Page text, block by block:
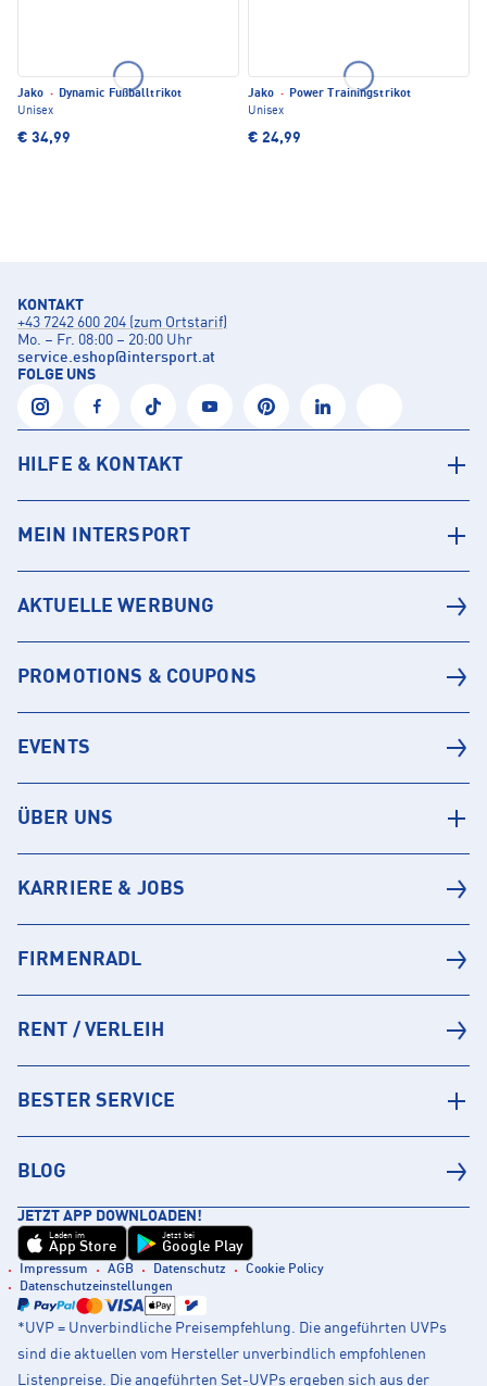
Jako · Dynamic Fußballtrikot
Unisex
€ 34,99
Jako · Power Trainingstrikot
Unisex
€ 24,99
KONTAKT
+43 7242 600 204 (zum Ortstarif)
Mo. – Fr. 08:00 – 20:00 Uhr
service.eshop@intersport.at
FOLGE UNS
HILFE & KONTAKT
MEIN INTERSPORT
AKTUELLE WERBUNG
PROMOTIONS & COUPONS
EVENTS
ÜBER UNS
KARRIERE & JOBS
FIRMENRADL
RENT / VERLEIH
BESTER SERVICE
BLOG
JETZT APP DOWNLOADEN!
Laden im
App Store
Jetzt bei
Google Play
Impressum AGB Datenschutz
Cookie Policy
Datenschutzeinstellungen
*UVP = Unverbindliche Preisempfehlung. Die angeführten UVPs
sind die aktuellen vom Hersteller unverbindlich empfohlenen
Listenpreise. Die angeführten Set-UVPs ergeben sich aus der